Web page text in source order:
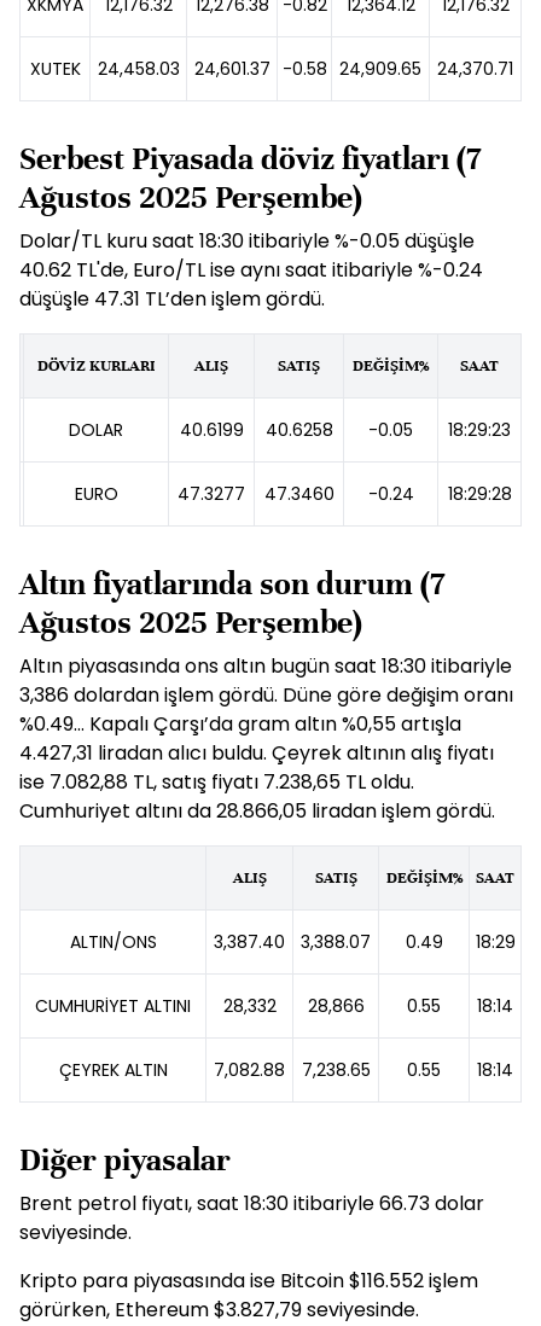
XKMYA 12,176.32 12,276.38 -0.82 12,364.12 12,176.32
XUTEK 24,458.03 24,601.37 -0.58 24,909.65 24,370.71
Serbest Piyasada döviz fiyatları (7
Ağustos 2025 Perşembe)
Dolar/TL kuru saat 18:30 itibariyle %-0.05 düşüşle
40.62 TL'de, Euro/TL ise aynı saat itibariyle %-0.24
düşüşle 47.31 TL’den işlem gördü.
DÖVİZ KURLARI ALIŞ SATIŞ DEĞİŞİM% SAAT
DOLAR 40.6199 40.6258 -0.05 18:29:23
EURO 47.3277 47.3460 -0.24 18:29:28
Altın fiyatlarında son durum (7
Ağustos 2025 Perşembe)
Altın piyasasında ons altın bugün saat 18:30 itibariyle
3,386 dolardan işlem gördü. Düne göre değişim oranı
%0.49... Kapalı Çarşı’da gram altın %0,55 artışla
4.427,31 liradan alıcı buldu. Çeyrek altının alış fiyatı
ise 7.082,88 TL, satış fiyatı 7.238,65 TL oldu.
Cumhuriyet altını da 28.866,05 liradan işlem gördü.
ALIŞ SATIŞ DEĞİŞİM% SAAT
ALTIN/ONS 3,387.40 3,388.07 0.49 18:29
CUMHURİYET ALTINI 28,332 28,866 0.55 18:14
ÇEYREK ALTIN 7,082.88 7,238.65 0.55 18:14
Diğer piyasalar
Brent petrol fiyatı, saat 18:30 itibariyle 66.73 dolar
seviyesinde.
Kripto para piyasasında ise Bitcoin $116.552 işlem
görürken, Ethereum $3.827,79 seviyesinde.